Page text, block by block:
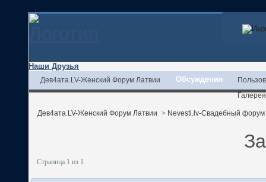
Наши Друзья
Дев4ата.LV-Женский Форум Латвии Обсуждения
Галерея
Дев4ата.LV-Женский Форум Латвии > Nevesti.lv-Свадебный форум
Страница 1 из 1